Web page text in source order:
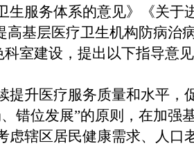
服务体系的意见》《关于
基层医疗卫生机构防病治
室建设，提出以下指导意见
升医疗服务质量和水平，促
错位发展”的原则，在加强
辖区居民健康需求、人口